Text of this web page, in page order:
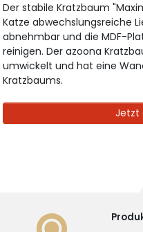
Der stabile Kratzbaum
Katze abwechslungsreiche
abnehmbar und die MDF-
reinigen. Der azoona
umwickelt und hat eine
Kratzbaums.
Jetzt